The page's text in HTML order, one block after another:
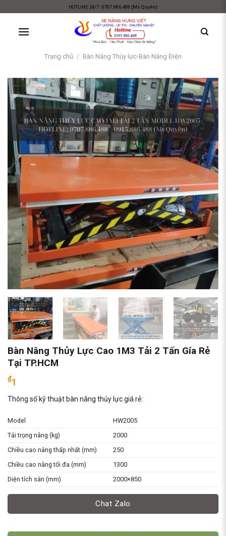
content
HOTLINE 24/7 : 0707.886.488 [Ms Quyên]
Trang chủ / Bàn Nâng Thủy lực-Bàn Nâng Điện
Bàn Nâng Thủy Lực Cao 1M3 Tải 2 Tấn Gía Rẻ
Tại TP.HCM
₫1
Thông số kỹ thuật bàn nâng thủy lực giá rẻ:
Model
HW2005
Tải trọng nâng (kg)
2000
Chiều cao nâng thấp nhất (mm)
250
Chiều cao nâng tối đa (mm)
1300
Diện tích sàn (mm)
2000×850
Chat Zalo